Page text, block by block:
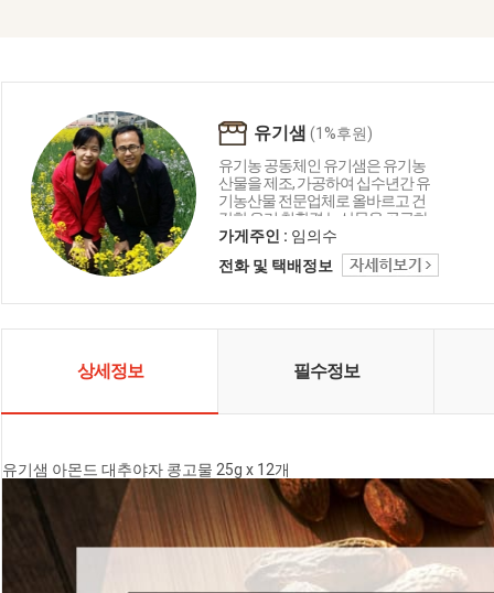
유기샘 (1%후원)
유기농 공동체인 유기샘은 유기농
산물을 제조, 가공하여 십수년간 유
기농산물 전문업체로 올바르고 건
강한 우리 친환경 농산물을 공급하
는 생명 중심의 농업공동체입니다.
유기샘이 드리는 세 가지 약속 1.올
곧은 친환경 명인이 지은 농산물로
주는 제품을 만들겠습니다. 3. 철저
가게주인 : 임의수
전화 및 택배정보
상세정보 필수정보
유기샘 아몬드 대추야자 콩고물 25g x 12개